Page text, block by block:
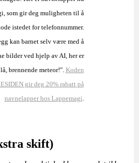
som gir deg muligheten til å
istedet for telefonnummer.
kan barnet selv være med å
bilder ved hjelp av AI, her er
brennende meteor!". Koden
gir deg 20% rabatt på
navnelapper hos Lappemagi.
skift)